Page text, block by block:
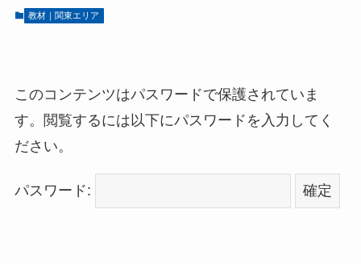
教材｜関東エリア
このコンテンツはパスワードで保護されていま
す。閲覧するには以下にパスワードを入力してく
ださい。
パスワード: